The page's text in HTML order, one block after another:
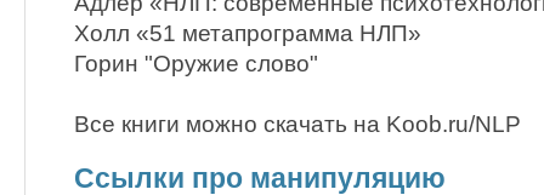
Холл «51 метапрограмма НЛП»
Горин "Оружие слово"
Все книги можно скачать на Koob.ru/NLP
Ссылки про манипуляцию